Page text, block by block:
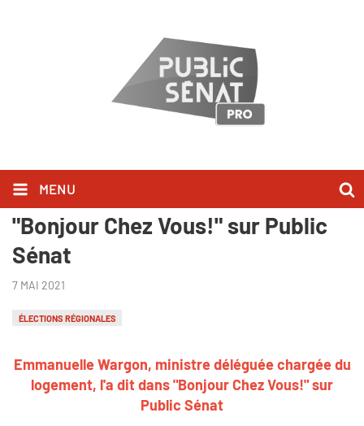
MENU
Emmanuelle Wargon l'a dit dans
"Bonjour Chez Vous!" sur Public
Sénat
7 MAI 2021
ÉLECTIONS RÉGIONALES
Emmanuelle Wargon, ministre déléguée chargée du
logement, l'a dit dans "Bonjour Chez Vous!" sur
Public Sénat